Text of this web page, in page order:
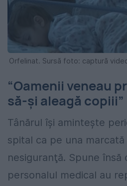
Orfelinat. Sursă foto: captură
“Oamenii veneau
să-şi aleagă copiii”
Tânărul îşi aminteşte
spital ca pe una
nesiguranţă. Spune însă
personalul medical au